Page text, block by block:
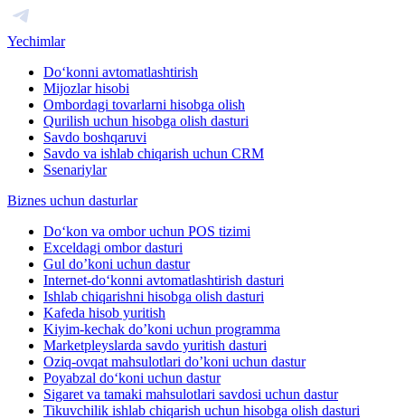
Yechimlar
Do‘konni avtomatlashtirish
Mijozlar hisobi
Ombordagi tovarlarni hisobga olish
Qurilish uchun hisobga olish dasturi
Savdo boshqaruvi
Savdo va ishlab chiqarish uchun CRM
Ssenariylar
Biznes uchun dasturlar
Do‘kon va ombor uchun POS tizimi
Exceldagi ombor dasturi
Gul do’koni uchun dastur
Internet-do‘konni avtomatlashtirish dasturi
Ishlab chiqarishni hisobga olish dasturi
Kafeda hisob yuritish
Kiyim-kechak do’koni uchun programma
Marketpleyslarda savdo yuritish dasturi
Oziq-ovqat mahsulotlari do’koni uchun dastur
Poyabzal do‘koni uchun dastur
Sigaret va tamaki mahsulotlari savdosi uchun dastur
Tikuvchilik ishlab chiqarish uchun hisobga olish dasturi